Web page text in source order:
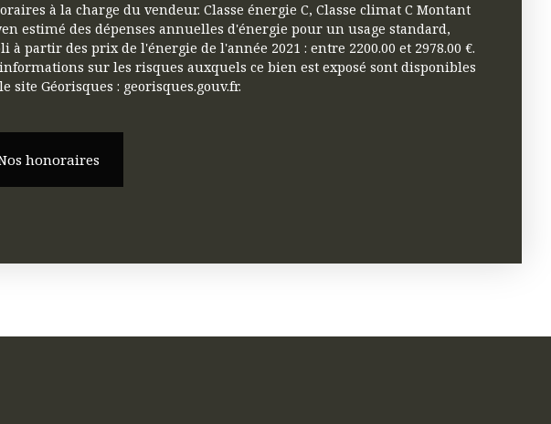
à la charge du vendeur. Classe énergie C, Classe climat C Montant
estimé des dépenses annuelles d'énergie pour un usage standard,
à partir des prix de l'énergie de l'année 2021 : entre 2200.00 et 2978.00 €.
sur les risques auxquels ce bien est exposé sont disponibles
site Géorisques : georisques.gouv.fr.
honoraires